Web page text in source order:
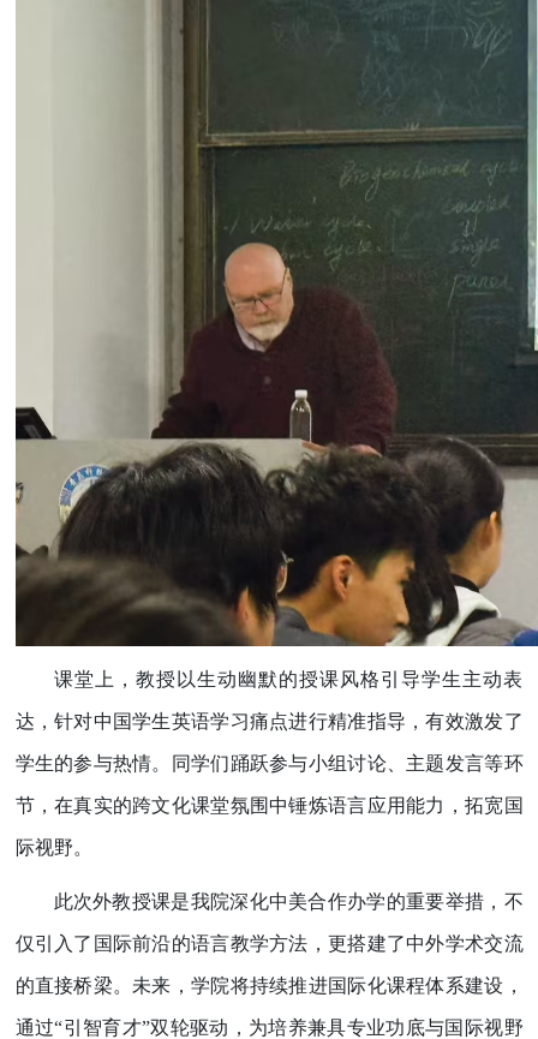
课堂上，教授以生动幽默的授课风格引导学生主动表
达，针对中国学生英语学习痛点进行精准指导，有效激发了
学生的参与热情。同学们踊跃参与小组讨论、主题发言等环
节，在真实的跨文化课堂氛围中锤炼语言应用能力，拓宽国
际视野。
此次外教授课是我院深化中美合作办学的重要举措，不
仅引入了国际前沿的语言教学方法，更搭建了中外学术交流
的直接桥梁。未来，学院将持续推进国际化课程体系建设，
通过“引智育才”双轮驱动，为培养兼具专业功底与国际视野